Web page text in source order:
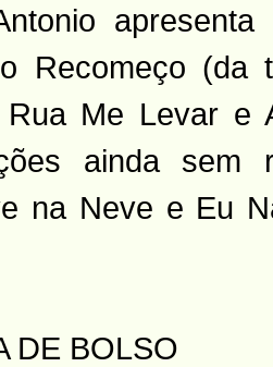
Recomeço (da
Me Levar e
ainda sem
na Neve e Eu
DE BOLSO